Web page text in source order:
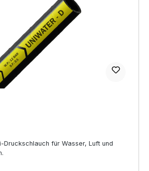
Druckschlauch für Wasser, Luft und